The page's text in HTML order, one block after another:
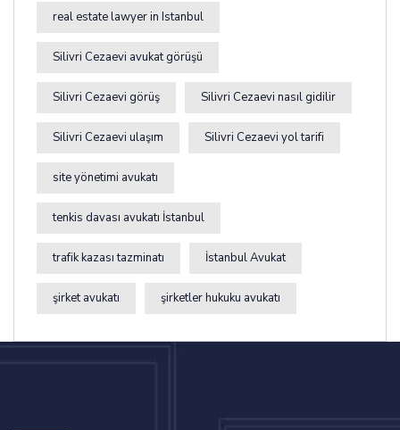
real estate lawyer in Istanbul
Silivri Cezaevi avukat görüşü
Silivri Cezaevi görüş Silivri Cezaevi nasıl gidilir
Silivri Cezaevi ulaşım Silivri Cezaevi yol tarifi
site yönetimi avukatı
tenkis davası avukatı İstanbul
trafik kazası tazminatı İstanbul Avukat
şirket avukatı şirketler hukuku avukatı